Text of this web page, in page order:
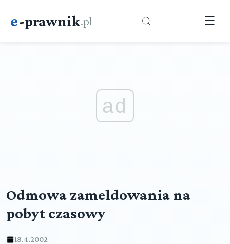
e-prawnik.pl ☰
ad
Odmowa zameldowania na
pobyt czasowy
18.4.2002